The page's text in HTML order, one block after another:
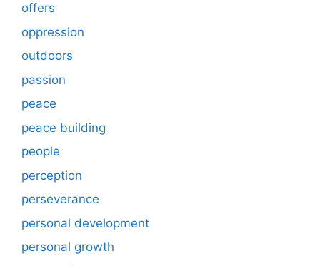
offers
oppression
outdoors
passion
peace
peace building
people
perception
perseverance
personal development
personal growth